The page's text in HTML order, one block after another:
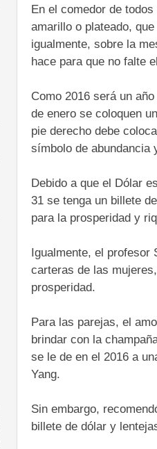
En el comedor de
amarillo o plateado,
igualmente, sobre la
hace para que no falte
Como 2016 será un
de enero se coloquen
pie derecho debe
símbolo de abundancia
Debido a que el Dólar
31 se tenga un billete
para la prosperidad y
Igualmente, el profesor
carteras de las
prosperidad.
Para las parejas, el
brindar con la
se le de en el 2016 a
Yang.
Sin embargo,
billete de dólar y